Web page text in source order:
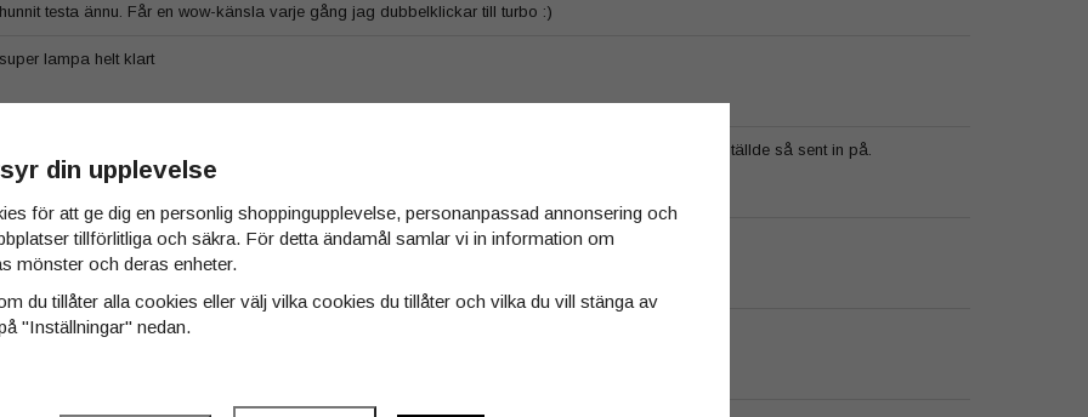
hunnit testa ännu. Får en wow-känsla varje gång jag dubbelklickar till turbo :)
super lampa helt klart
Supersnabb frakt och kvalitetsprodukter bättre än så kan man inte få😊 kom innan Jul trots att jag beställde så sent in på.
Lampan funkar perfekt solid och bra som pannlampa när man är ute och joggar.
Fantastisk pannlampa med bra styrka och drifttid!
din upplevelse
för att ge dig en personlig shoppingupplevelse, personanpassad annonsering och
tillförlitliga och säkra. För detta ändamål samlar vi in information om
mönster och deras enheter.
du tillåter alla cookies eller välj vilka cookies du tillåter och vilka du vill stänga av
"Inställningar" nedan.